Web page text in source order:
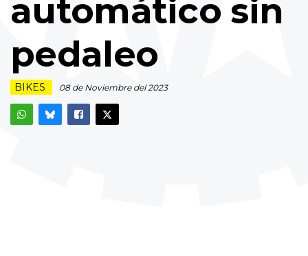
automático sin
pedaleo
BIKES 08 de Noviembre del 2023